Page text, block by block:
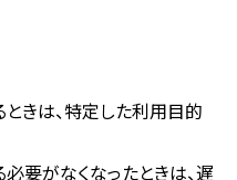
ときは、特定した利用目的
必要がなくなったときは、遅